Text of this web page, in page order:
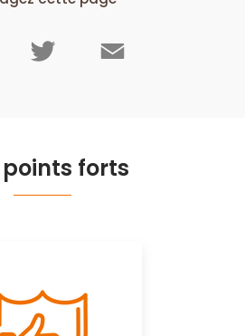
points forts